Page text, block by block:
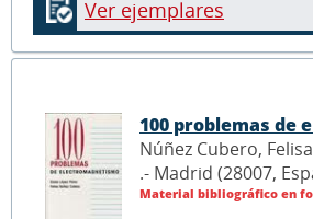
Ver ejemplares
100 problemas de
Núñez Cubero,
.- Madrid (28007,
Material bibliográfico en